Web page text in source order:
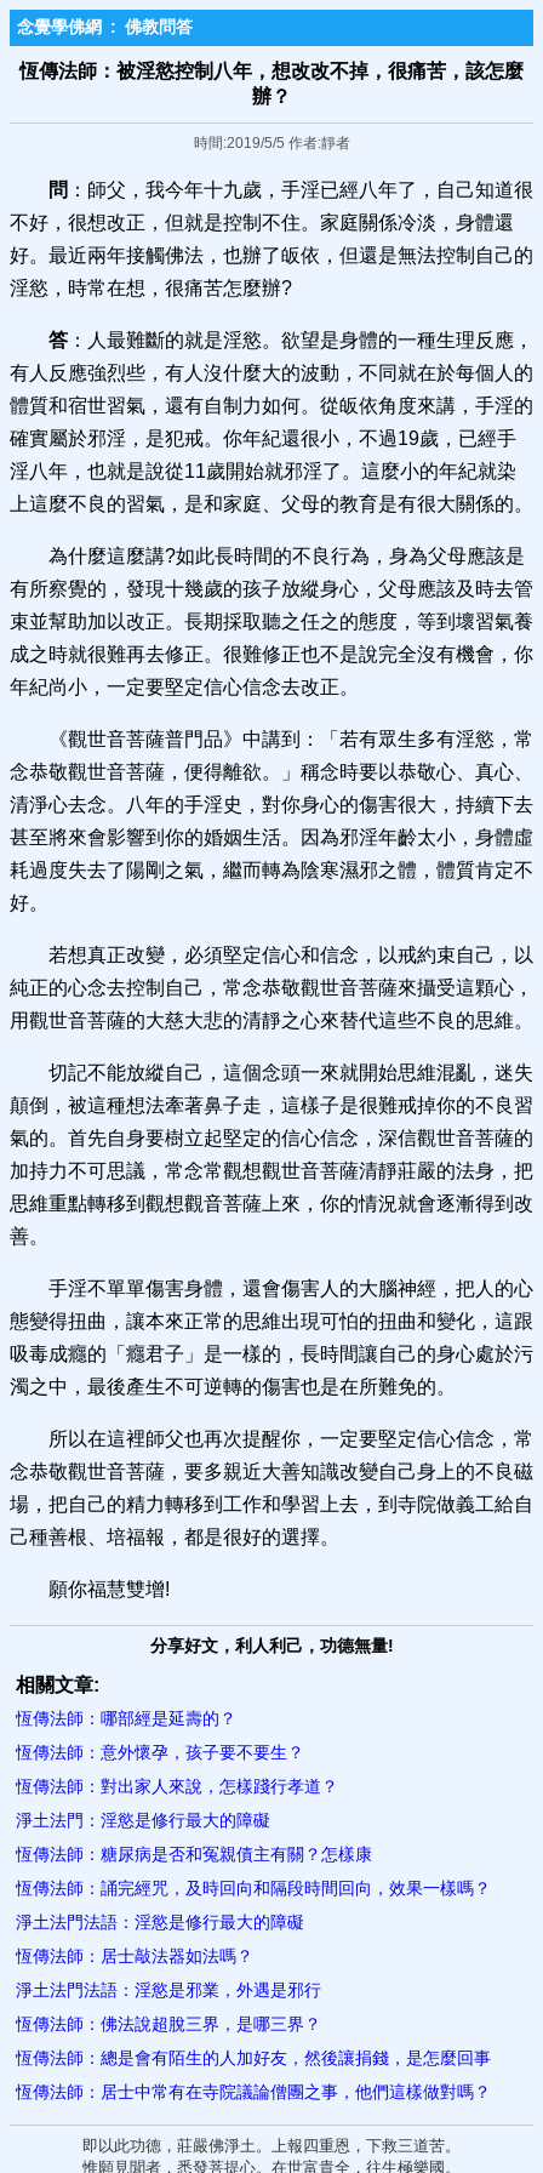
念覺學佛網 : 佛教問答
恆傳法師：被淫慾控制八年，想改改不掉，很痛苦，該怎麼
辦？
時間:2019/5/5 作者:靜者
問 ：師父，我今年十九歲，手淫已經八年了，自己知道很
不好，很想改正，但就是控制不住。家庭關係冷淡，身體還
好。最近兩年接觸佛法，也辦了皈依，但還是無法控制自己的
淫慾，時常在想，很痛苦怎麼辦?
答 ：人最難斷的就是淫慾。欲望是身體的一種生理反應，
有人反應強烈些，有人沒什麼大的波動，不同就在於每個人的
體質和宿世習氣，還有自制力如何。從皈依角度來講，手淫的
確實屬於邪淫，是犯戒。你年紀還很小，不過19歲，已經手
淫八年，也就是說從11歲開始就邪淫了。這麼小的年紀就染
上這麼不良的習氣，是和家庭、父母的教育是有很大關係的。
為什麼這麼講?如此長時間的不良行為，身為父母應該是
有所察覺的，發現十幾歲的孩子放縱身心，父母應該及時去管
束並幫助加以改正。長期採取聽之任之的態度，等到壞習氣養
成之時就很難再去修正。很難修正也不是說完全沒有機會，你
年紀尚小，一定要堅定信心信念去改正。
《觀世音菩薩普門品》中講到：「若有眾生多有淫慾，常
念恭敬觀世音菩薩，便得離欲。」稱念時要以恭敬心、真心、
清淨心去念。八年的手淫史，對你身心的傷害很大，持續下去
甚至將來會影響到你的婚姻生活。因為邪淫年齡太小，身體虛
耗過度失去了陽剛之氣，繼而轉為陰寒濕邪之體，體質肯定不
好。
若想真正改變，必須堅定信心和信念，以戒約束自己，以
純正的心念去控制自己，常念恭敬觀世音菩薩來攝受這顆心，
用觀世音菩薩的大慈大悲的清靜之心來替代這些不良的思維。
切記不能放縱自己，這個念頭一來就開始思維混亂，迷失
顛倒，被這種想法牽著鼻子走，這樣子是很難戒掉你的不良習
氣的。首先自身要樹立起堅定的信心信念，深信觀世音菩薩的
加持力不可思議，常念常觀想觀世音菩薩清靜莊嚴的法身，把
思維重點轉移到觀想觀音菩薩上來，你的情況就會逐漸得到改
善。
手淫不單單傷害身體，還會傷害人的大腦神經，把人的心
態變得扭曲，讓本來正常的思維出現可怕的扭曲和變化，這跟
吸毒成癮的「癮君子」是一樣的，長時間讓自己的身心處於污
濁之中，最後產生不可逆轉的傷害也是在所難免的。
所以在這裡師父也再次提醒你，一定要堅定信心信念，常
念恭敬觀世音菩薩，要多親近大善知識改變自己身上的不良磁
場，把自己的精力轉移到工作和學習上去，到寺院做義工給自
己種善根、培福報，都是很好的選擇。
願你福慧雙增!
分享好文，利人利己，功德無量!
相關文章:
恆傳法師：哪部經是延壽的？
恆傳法師：意外懷孕，孩子要不要生？
恆傳法師：對出家人來​說，怎樣踐行孝道？
淨土法門：淫慾是修行最大的障礙
恆傳法師：糖尿病是否和冤親債主有關？怎​樣康
恆傳法師：誦完經咒，及時回向和隔段時間回向，效果一樣嗎？
淨土法門法語：淫慾是修行最大的障礙
恆傳法師：居士敲法器如法嗎？
淨土法門法語：淫慾是邪業，外遇是邪行
恆傳法師：佛法說超​脫三界，是哪三界？
恆傳法師：總是會有陌生的人加好友，然後讓捐錢，是怎麼回事
恆傳法師：居士中常有在寺院議論僧團之事，他們這樣做對嗎？
即以此功德，莊嚴佛淨土。上報四重恩，下救三道苦。
惟願見聞者，悉發菩提心。在世富貴全，往生極樂國。